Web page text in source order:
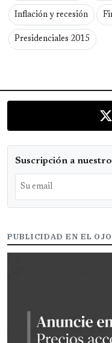
Inflación y recesión
Presidenciales 2015
Suscripción a
PUBLICIDAD EN EL